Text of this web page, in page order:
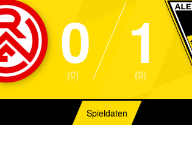
0
(0) 1
(0)
Spieldaten